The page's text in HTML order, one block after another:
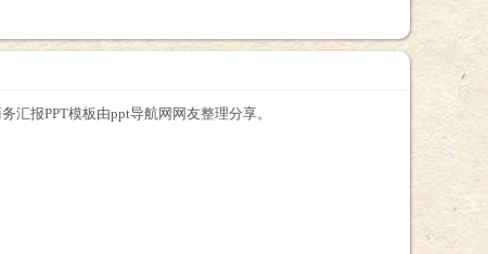
汇报PPT模板由ppt导航网网友整理分享。